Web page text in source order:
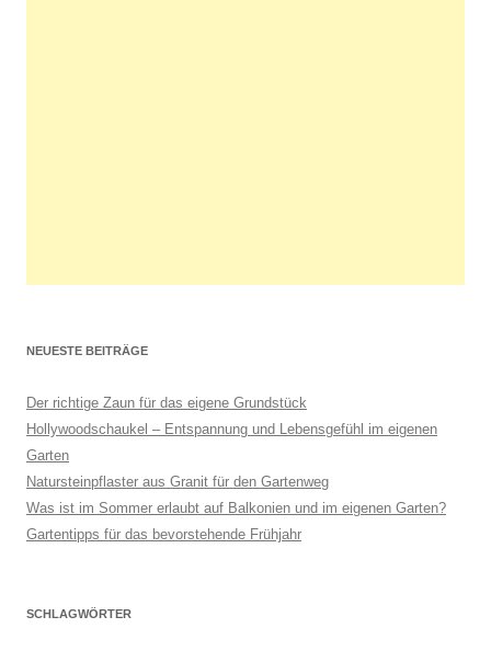
NEUESTE BEITRÄGE
Der richtige Zaun für das eigene Grundstück
Hollywoodschaukel – Entspannung und Lebensgefühl im eigenen
Garten
Natursteinpflaster aus Granit für den Gartenweg
Was ist im Sommer erlaubt auf Balkonien und im eigenen Garten?
Gartentipps für das bevorstehende Frühjahr
SCHLAGWÖRTER